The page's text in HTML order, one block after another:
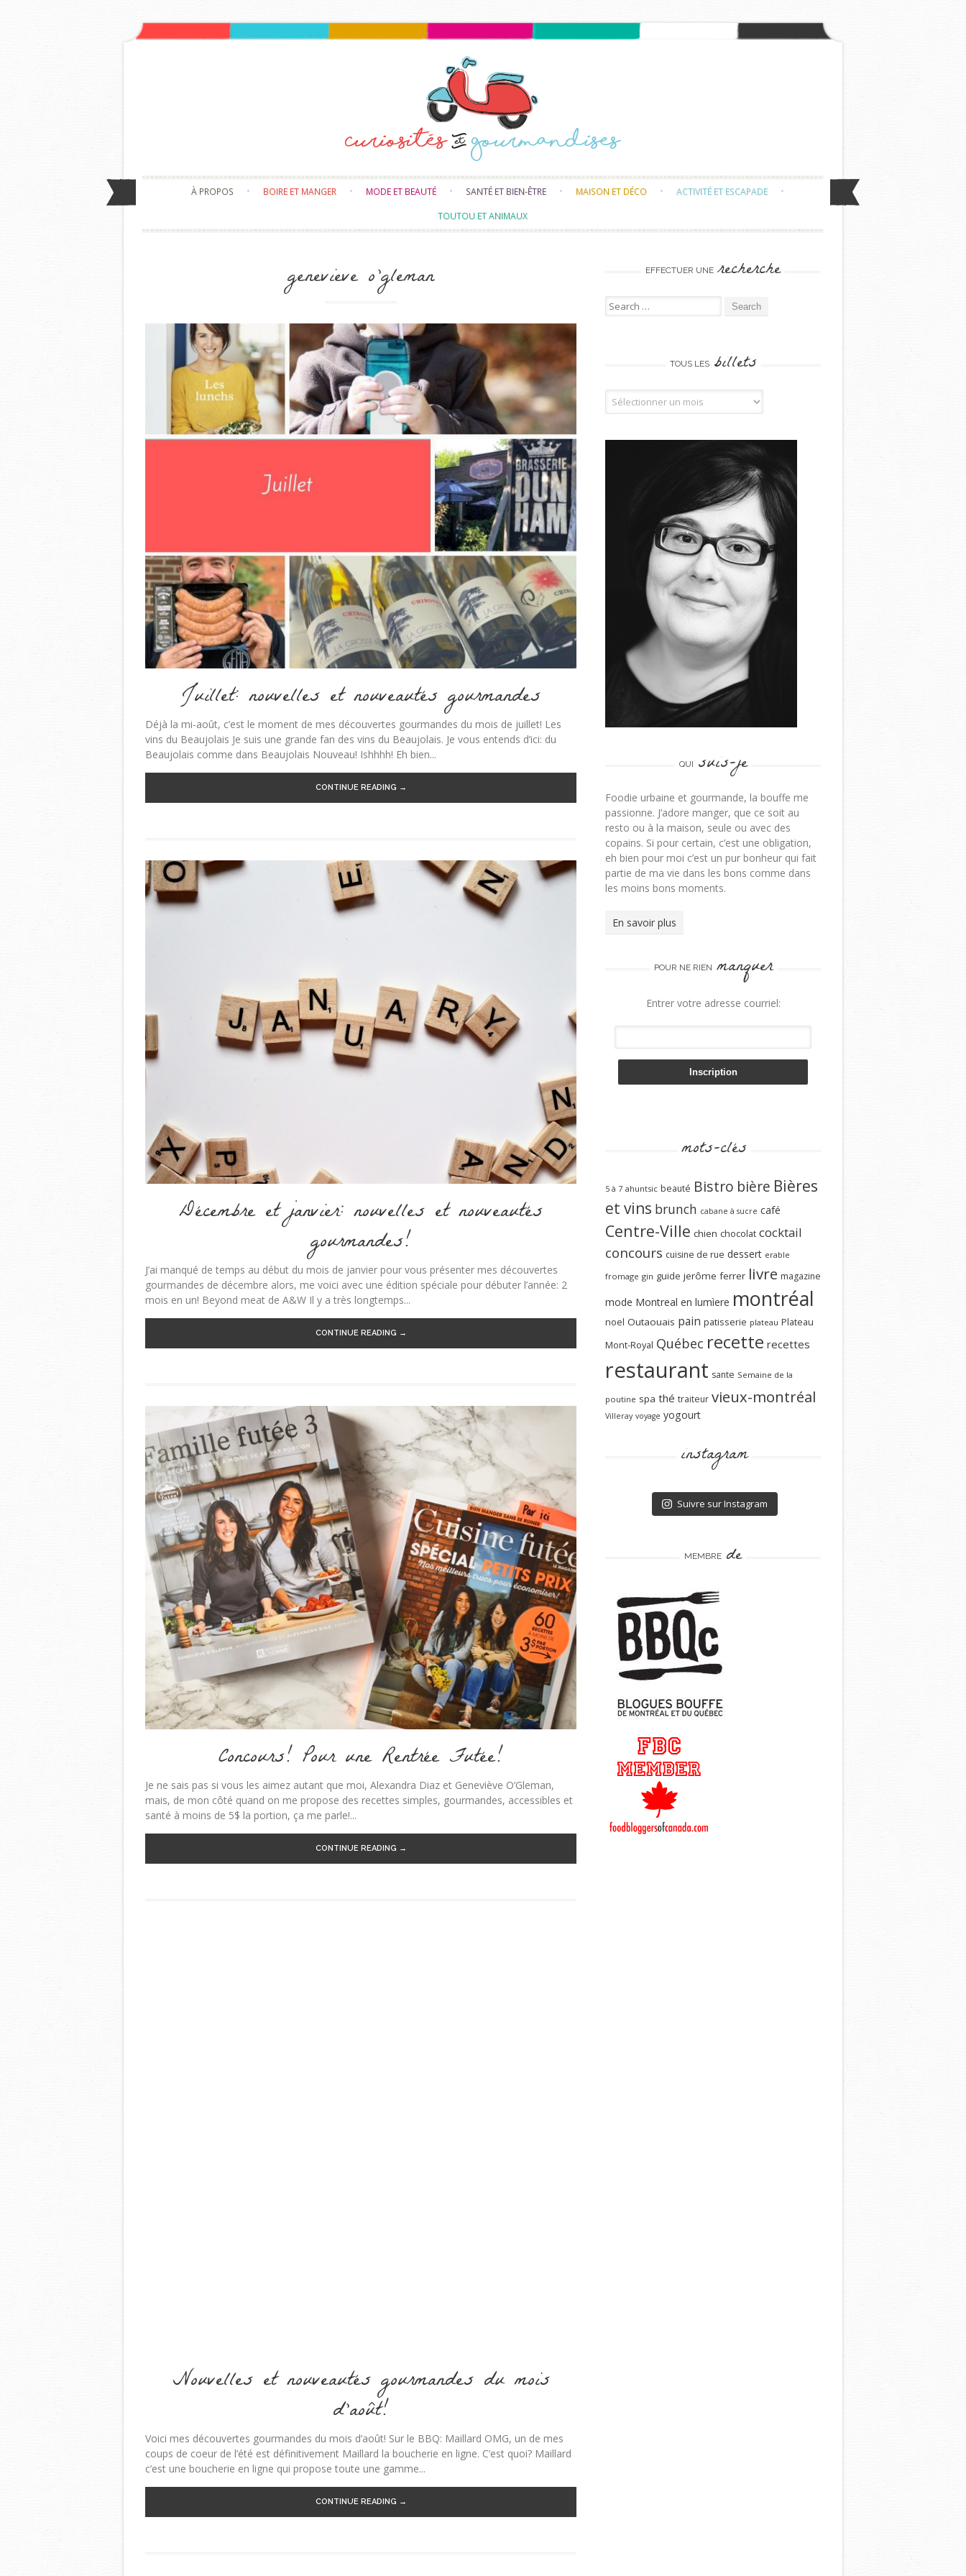
Skip to content
À PROPOS BOIRE ET MANGER MODE ET BEAUTÉ SANTÉ ET BIEN-ÊTRE MAISON ET DÉCO
ACTIVITÉ ET ESCAPADE
TOUTOU ET ANIMAUX
genevieve o’gleman
Juillet: nouvelles et nouveautés gourmandes
Déjà la mi-août, c’est le moment de mes découvertes gourmandes du mois de juillet! Les
vins du Beaujolais Je suis une grande fan des vins du Beaujolais. Je vous entends d’ici: du
Beaujolais comme dans Beaujolais Nouveau! Ishhhh! Eh bien...
CONTINUE READING →
Décembre et janvier: nouvelles et nouveautés
gourmandes!
J’ai manqué de temps au début du mois de janvier pour vous présenter mes découvertes
gourmandes de décembre alors, me voici avec une édition spéciale pour débuter l’année: 2
mois en un! Beyond meat de A&W Il y a très longtemps...
CONTINUE READING →
Concours! Pour une Rentrée Futée!
Je ne sais pas si vous les aimez autant que moi, Alexandra Diaz et Geneviève O’Gleman,
mais, de mon côté quand on me propose des recettes simples, gourmandes, accessibles et
santé à moins de 5$ la portion, ça me parle!...
CONTINUE READING →
Nouvelles et nouveautés gourmandes du mois
d’août!
Voici mes découvertes gourmandes du mois d’août! Sur le BBQ: Maillard OMG, un de mes
coups de coeur de l’été est définitivement Maillard la boucherie en ligne. C’est quoi? Maillard
c’est une boucherie en ligne qui propose toute une gamme...
CONTINUE READING →
EFFECTUER UNE recherche
Search for:
TOUS LES billets
Tous les billets
QUI suis-je
Foodie urbaine et gourmande, la bouffe me
passionne. J’adore manger, que ce soit au
resto ou à la maison, seule ou avec des
copains. Si pour certain, c’est une obligation,
eh bien pour moi c’est un pur bonheur qui fait
partie de ma vie dans les bons comme dans
les moins bons moments.
En savoir plus
POUR NE RIEN manquer
Entrer votre adresse courriel:
mots-clés
5 à 7 ahuntsic beauté Bistro bière Bières
et vins brunch cabane à sucre café
Centre-Ville chien chocolat cocktail
concours cuisine de rue dessert erable
fromage gin guide jerôme ferrer livre magazine
mode Montreal en lumìere montréal
noel Outaouais pain patisserie plateau Plateau
Mont-Royal Québec recette recettes
restaurant sante Semaine de la
poutine spa thé traiteur vieux-montréal
Villeray voyage yogourt
instagram
Suivre sur Instagram
MEMBRE de